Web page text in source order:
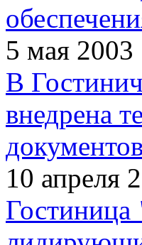
5 мая 2003
В
внедрена
10 апреля
Гостиница